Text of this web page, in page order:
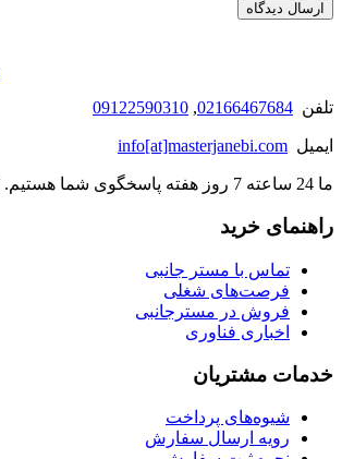
تلفن 02166467684
,
09122590310
ایمیل info[at]masterjanebi.com
ما 24 ساعته 7 روز هفته پاسخگوی شما هستیم. (برای ویرایش این متن به پیکربندی پوسته > تب برچسب‌ها مراجعه نمایید.)
راهنمای خرید
تماس با مستر جانبی
فرصت‌های شغلی
فروش در مسترجانبی
اخباری فناوری
خدمات مشتریان
شیوه‌های پرداخت
رویه ارسال سفارش